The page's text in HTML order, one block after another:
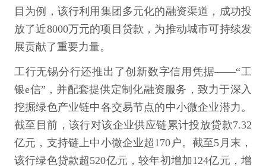
目为例，该行利用集团多元化的融资渠道，成功投
放了近8000万元的项目贷款，为推动城市可持续发
展贡献了重要力量。
工行无锡分行还推出了创新数字信用凭据——“工
银e信”，并配套提供定制化融资服务，致力于深入
挖掘绿色产业链中各交易节点的中小微企业潜力。
截至目前，该行对该企业供应链累计投放贷款7.32
亿元，支持链上中小微企业超170户。截至5月末，
该行绿色贷款超520亿元，较年初增加124亿元，增